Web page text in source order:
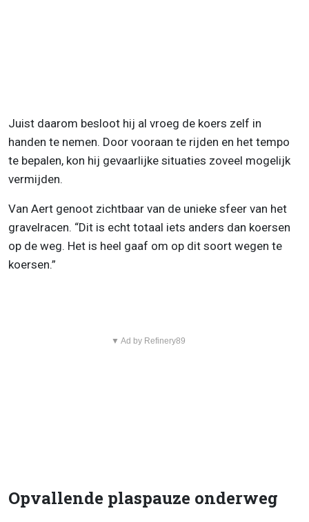
Juist daarom besloot hij al vroeg de koers zelf in
handen te nemen. Door vooraan te rijden en het tempo
te bepalen, kon hij gevaarlijke situaties zoveel mogelijk
vermijden.
Van Aert genoot zichtbaar van de unieke sfeer van het
gravelracen. “Dit is echt totaal iets anders dan koersen
op de weg. Het is heel gaaf om op dit soort wegen te
koersen.”
▼ Ad by Refinery89
Opvallende plaspauze onderweg